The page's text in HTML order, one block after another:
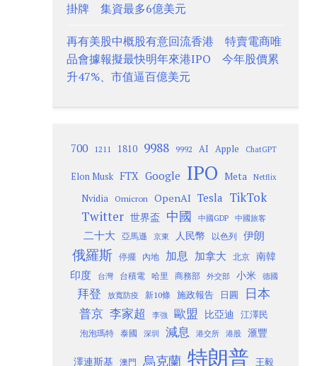
掛牌 集資最多6億美元
再有美股中概股有意回流香港 特賣電商唯
品會據報擬最快明年來港IPO 今年股價累
升47%、市值逼百億美元
700 1211 1810 9988 9992 AI Apple ChatGPT
Elon Musk FTX Google IPO Meta Netflix
Nvidia Omicron OpenAI Tesla TikTok
Twitter 世界盃 中國 中國GDP 中國旅客
二十大 亞馬遜 京東 人民幣 以色列 伊朗
俄羅斯 停擺 內地 加息 加拿大 北京
南韓
印度
台灣 台積電 哈里 商務部 外交部 小米 德國
拜登 放寬防疫 新10條 施政報告 日圓 日本
普京 李家超 李強 歐盟 比亞迪 江澤民
泡泡瑪特 泰國 深圳 減息 港交所 港股 滙豐
澤連斯基 澳門 烏克蘭 特朗普 王毅